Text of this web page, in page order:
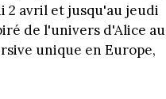
2 avril et jusqu'au jeudi
de l'univers d'Alice au
unique en Europe,